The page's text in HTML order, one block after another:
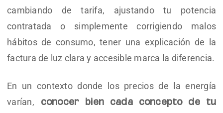
cambiando de tarifa, ajustando tu potencia
contratada o simplemente corrigiendo malos
hábitos de consumo, tener una explicación de la
factura de luz clara y accesible marca la diferencia.
En un contexto donde los precios de la energía
varían,
conocer bien cada concepto de tu